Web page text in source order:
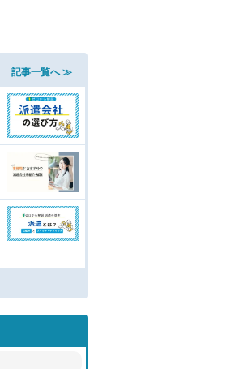
記事一覧へ ≫